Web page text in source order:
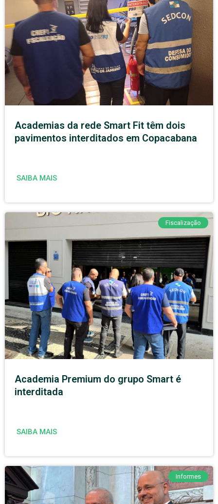
Academias da rede Smart Fit têm dois
pavimentos interditados em Copacabana
SAIBA MAIS
Fiscalização
Academia Premium do grupo Smart é
interditada
SAIBA MAIS
Informes